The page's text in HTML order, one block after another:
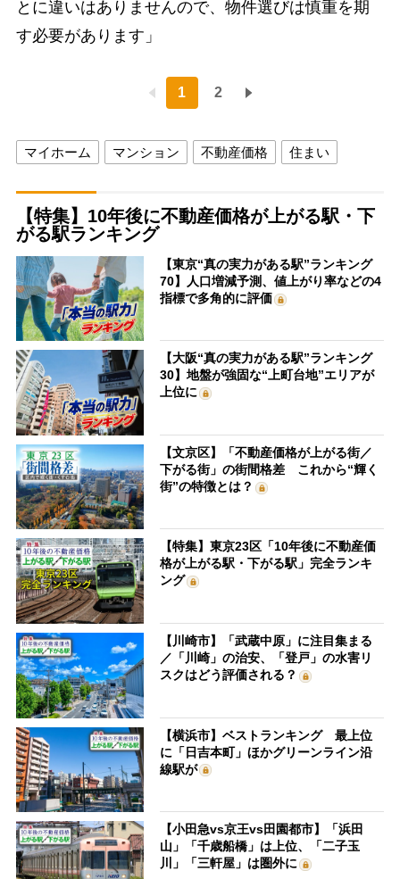
とに違いはありませんので、物件選びは慎重を期
す必要があります」
1 2
マイホーム マンション 不動産価格 住まい
【特集】10年後に不動産価格が上がる駅・下
がる駅ランキング
【東京“真の実力がある駅”ランキング
70】人口増減予測、値上がり率などの4
指標で多角的に評価
【大阪“真の実力がある駅”ランキング
30】地盤が強固な“上町台地”エリアが
上位に
【文京区】「不動産価格が上がる街／
下がる街」の街間格差 これから“輝く
街”の特徴とは？
【特集】東京23区「10年後に不動産価
格が上がる駅・下がる駅」完全ランキ
ング
【川崎市】「武蔵中原」に注目集まる
／「川崎」の治安、「登戸」の水害リ
スクはどう評価される？
【横浜市】ベストランキング 最上位
に「日吉本町」ほかグリーンライン沿
線駅が
【小田急vs京王vs田園都市】「浜田
山」「千歳船橋」は上位、「二子玉
川」「三軒屋」は圏外に